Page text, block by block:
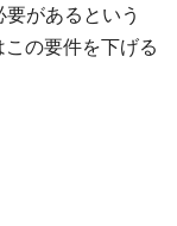
があるという
の要件を下げる